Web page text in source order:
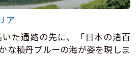
ア
た通路の先に、「日本の渚百
な積丹ブルーの海が姿を現しま